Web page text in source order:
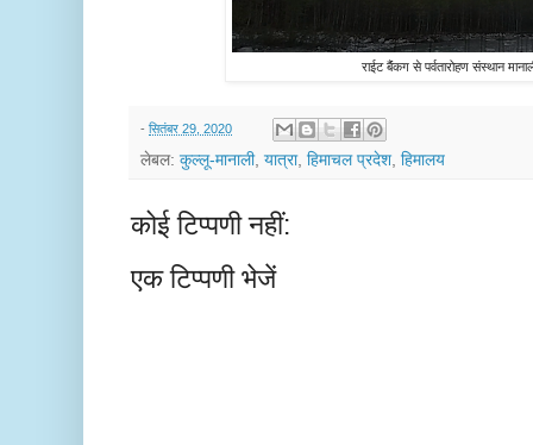
राईट बैंंकग से पर्वतारोहण संस्थान
- सितंबर 29, 2020
लेबल: कुल्लू-मानाली, यात्रा, हिमाचल प्रदेश हिमालय
कोई टिप्पणी नहीं:
एक टिप्पणी भेजें